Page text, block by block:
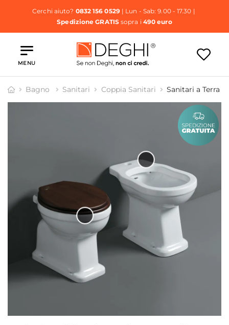
Cerchi aiuto? 0832 156 0529| Lun - Sab: 9.00 - 17.30 |
Spedizione GRATISsopra i 490 euro
MENU
Bagno Sanitari Coppia Sanitari Sanitari a Terra